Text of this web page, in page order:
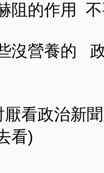
阻的作用
沒營養的
看政治新
看)